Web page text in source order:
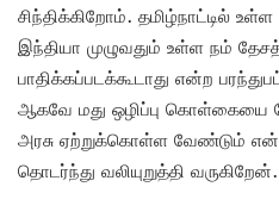
சிந்திக்கிறோம். தமிழ்நாட்டில்
இந்தியா முழுவதும் உள்ள நம்
பாதிக்கப்படக்கூடாது என்ற
ஆகவே மது ஒழிப்பு கொள்கையை
அரசு ஏற்றுக்கொள்ள வேண்டும்
தொடர்ந்து வலியுறுத்தி வருகிறேன்.